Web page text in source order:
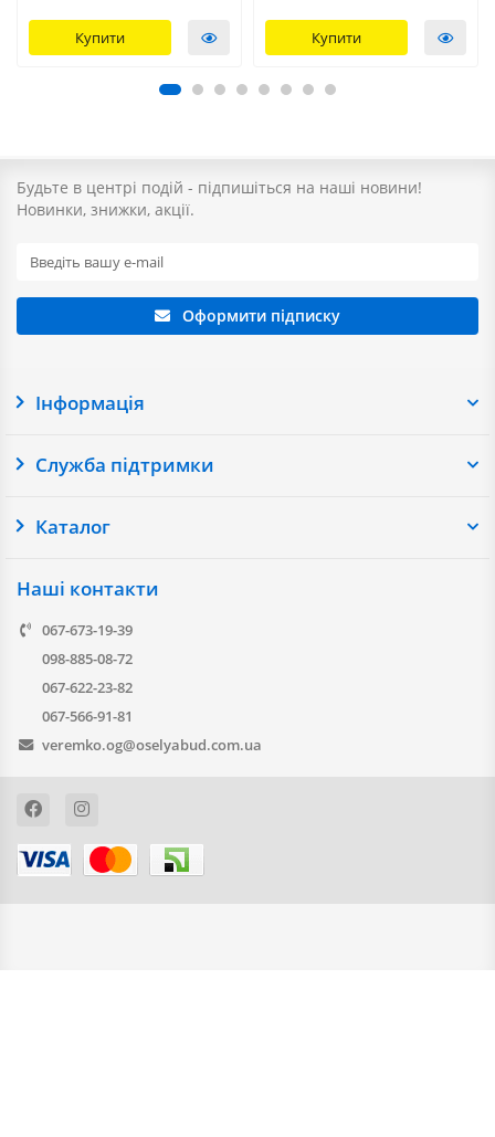
Купити Купити
Будьте в центрі подій - підпишіться на наші новини!
Новинки, знижки, акції.
Оформити підписку
Інформація
Служба підтримки
Каталог
Наші контакти
067-673-19-39
098-885-08-72
067-622-23-82
067-566-91-81
veremko.og@oselyabud.com.ua